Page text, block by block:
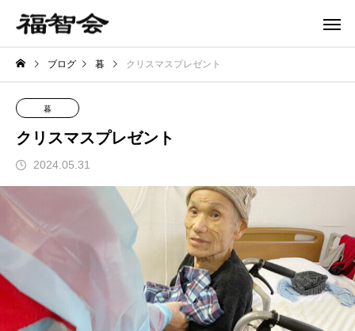
ブログ 暮 クリスマスプレゼント
暮
クリスマスプレゼント
2024.05.31